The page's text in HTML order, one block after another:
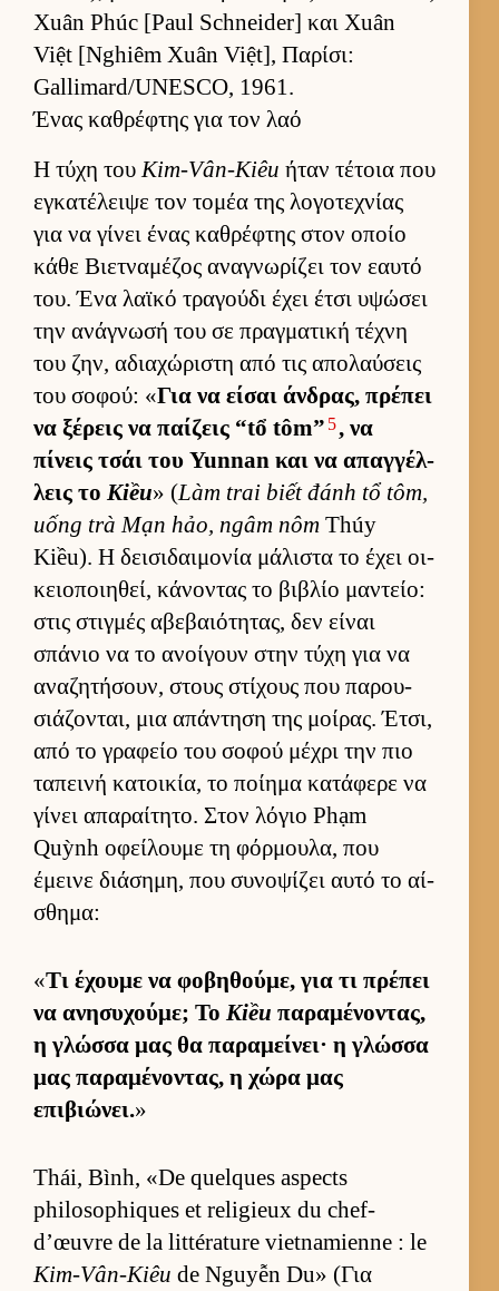
Xuân Phúc [Paul Schneider] και Xuân
Việt [Nghiêm Xuân Việt], Παρίσι:
Gallimard/UNESCO, 1961.
Ένας καθρέφτης για τον λαό
Η τύχη τουKim-Vân-Kiêu ήταν τέτοια που
εγκατέλειψε τον τομέα της λογοτεχνίας
για να γίνει ένας καθρέφτης στον οποίο
κάθε Βιετ­ναμέζος αναγνωρίζει τον εαυτό
του. Ένα λαϊκό τραγούδι έχει έτσι υψώσει
την ανάγνωσή του σε πραγ­ματική τέχνη
του ζην, αδια­χώριστη από τις απολαύ­σεις
του σοφού: «Για να εί­σαι άν­δρας, πρέπει
να ξέρεις να παί­ζεις “tổ tôm” 5, να
πίνεις τσάι του Yunnan και να απαγ­γέλ­
λεις το Kiều» (Làm trai biết đánh tổ tôm,
uống trà Mạn hảo, ngâm nôm Thúy
Kiều). Η δει­σιδαι­μονία μάλιστα το έχει οι­
κειο­ποι­ηθεί, κάνοντας το βιβλίο μαντείο:
στις στιγ­μές αβεβαιότητας, δεν εί­ναι
σπάνιο να το ανοί­γουν στην τύχη για να
αναζητήσουν, στους στίχους που παρου­
σιάζονται, μια απάντηση της μοί­ρας. Έτσι,
από το γραφείο του σοφού μέχρι την πιο
ταπεινή κατοι­κία, το ποί­ημα κατάφερε να
γίνει απαραί­τητο. Στον λόγιο Phạm
Quỳnh οφεί­λουμε τη φόρ­μου­λα, που
έμεινε διάσημη, που συνοψίζει αυτό το αί­
σθημα:
«Τι έχουμε να φοβηθού­με, για τι πρέπει
να ανησυχού­με; Το Kiều παραμένοντας,
η γλώσσα μας θα παραμεί­νει· η γλώσσα
μας παραμένοντας, η χώρα μας
επιβιώνει.»
Thái, Bình, «De quelques aspects
philosophiques et religieux du chef-
d’œuvre de la littérature vietnamienne : le
Kim-Vân-Kiêu de Nguyễn Du» (Για